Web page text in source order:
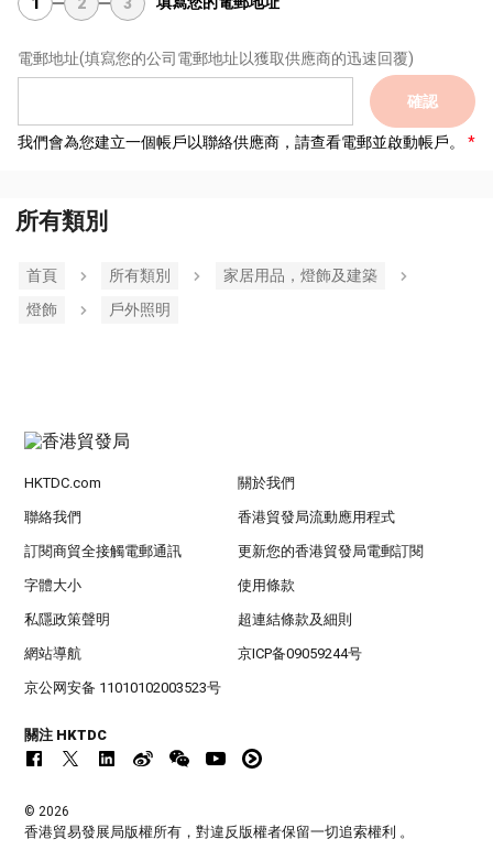
電郵地址(填寫您的公司電郵地址以獲取供應商的迅速回覆)
確認
我們會為您建立一個帳戶以聯絡供應商，請查看電郵並啟動帳戶。
所有類別
首頁 所有類別
家居用品，燈飾及建築
燈飾
戶外照明
HKTDC.com 關於我們
聯絡我們 香港貿發局流動應用程式
訂閱商貿全接觸電郵通訊 更新您的香港貿發局電郵訂閱
字體大小 使用條款
私隱政策聲明 超連結條款及細則
網站導航 京ICP备09059244号
京公网安备 11010102003523号
關注 HKTDC
© 2026
香港貿易發展局版權所有，對違反版權者保留一切追索權利 。